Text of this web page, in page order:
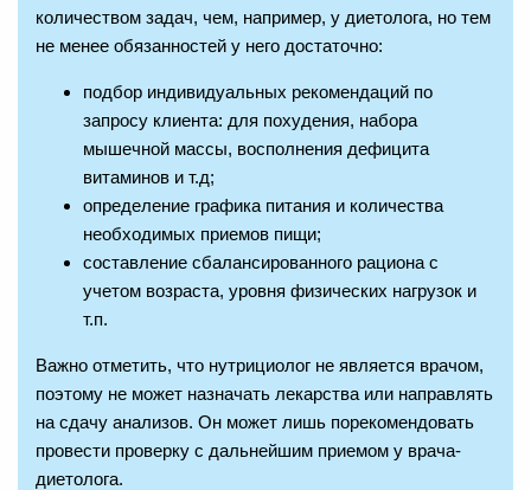
количеством задач, чем, например, у диетолога, но тем
не менее обязанностей у него достаточно:
подбор индивидуальных рекомендаций по
запросу клиента: для похудения, набора
мышечной массы, восполнения дефицита
витаминов и т.д;
определение графика питания и количества
необходимых приемов пищи;
составление сбалансированного рациона с
учетом возраста, уровня физических нагрузок и
т.п.
Важно отметить, что нутрициолог не является врачом,
поэтому не может назначать лекарства или направлять
на сдачу анализов. Он может лишь порекомендовать
провести проверку с дальнейшим приемом у врача-
диетолога.